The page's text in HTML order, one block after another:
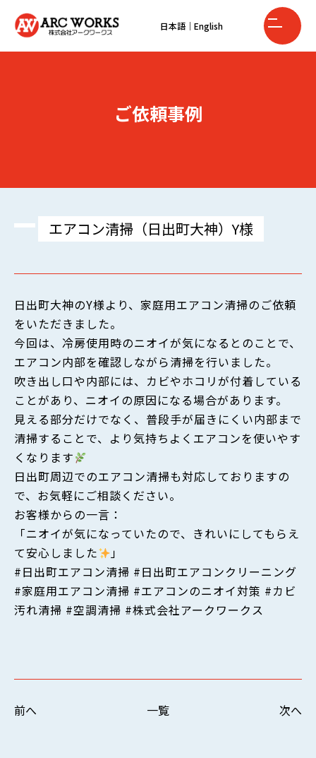
日本語 ｜ English
ご依頼事例
エアコン清掃（日出町大神）Y様
日出町大神のY様より、家庭用エアコン清掃のご依頼
をいただきました。
今回は、冷房使用時のニオイが気になるとのことで、
エアコン内部を確認しながら清掃を行いました。
吹き出し口や内部には、カビやホコリが付着している
ことがあり、ニオイの原因になる場合があります。
見える部分だけでなく、普段手が届きにくい内部まで
清掃することで、より気持ちよくエアコンを使いやす
くなります
日出町周辺でのエアコン清掃も対応しておりますの
で、お気軽にご相談ください。
お客様からの一言：
「ニオイが気になっていたので、きれいにしてもらえ
て安心しました
」
#日出町エアコン清掃 #日出町エアコンクリーニング
#家庭用エアコン清掃 #エアコンのニオイ対策 #カビ
汚れ清掃 #空調清掃 #株式会社アークワークス
前へ 一覧 次へ